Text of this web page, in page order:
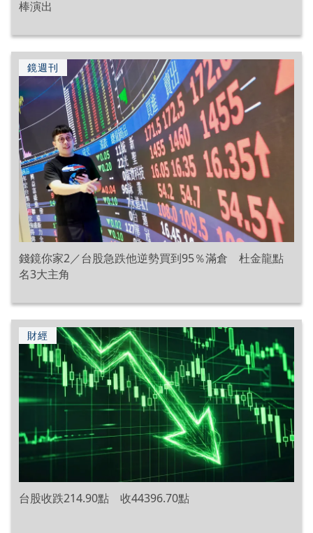
棒演出
鏡週刊
錢鏡你家2／台股急跌他逆勢買到95％滿倉 杜金龍點
名3大主角
財經
台股收跌214.90點 收44396.70點